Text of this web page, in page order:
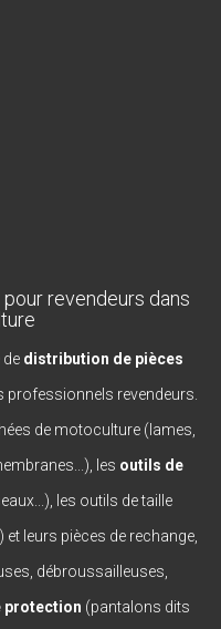
revendeurs dans
de distribution de pièces
professionnels revendeurs.
de motoculture (lames,
les outils de
les outils de taille
leurs pièces de rechange,
débroussailleuses,
protection (pantalons dits